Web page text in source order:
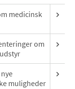
medicinsk
om
muligheder